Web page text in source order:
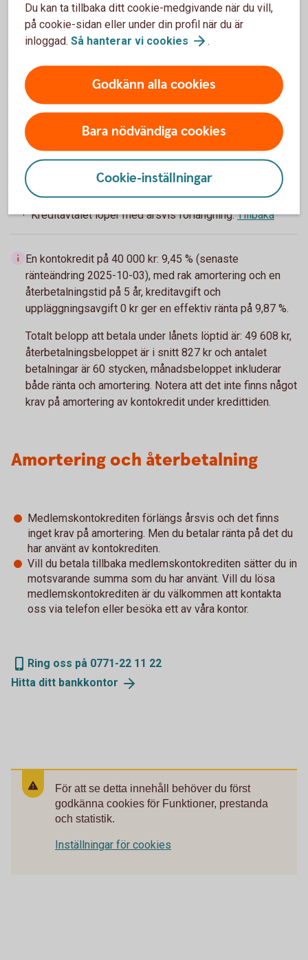
Uppläggningsavgift
Kreditavgift
0 kr
Aviseringsavgift
0 kr
1 Kreditavtalet löper med årsvis förlängning. Tillbaka
En kontokredit på 40 000 kr: 9,45 % (senaste
ränteändring 2025-10-03), med rak amortering och en
återbetalningstid på 5 år, kreditavgift och
uppläggningsavgift 0 kr ger en effektiv ränta på 9,87 %.
Totalt belopp att betala under lånets löptid är: 49 608 kr,
återbetalningsbeloppet är i snitt 827 kr och antalet
betalningar är 60 stycken, månadsbeloppet inkluderar
både ränta och amortering. Notera att det inte finns något
krav på amortering av kontokredit under kredittiden.
Amortering och återbetalning
Medlemskontokrediten förlängs årsvis och det finns
inget krav på amortering. Men du betalar ränta på det du
har använt av kontokrediten.
Vill du betala tillbaka medlemskontokrediten sätter du in
motsvarande summa som du har använt. Vill du lösa
medlemskontokrediten är du välkommen att kontakta
oss via telefon eller besöka ett av våra kontor.
Ring oss på 0771-22 11 22
Hitta ditt bankkontor
För att se detta innehåll behöver du först
godkänna cookies för Funktioner, prestanda
och statistik.
Inställningar för cookies
Du kan ta tillbaka ditt cookie-medgivande när du vill,
på cookie-sidan eller under din profil när du är
inloggad. Så hanterar vi cookies .
Godkänn alla cookies
Bara nödvändiga cookies
Cookie-inställningar